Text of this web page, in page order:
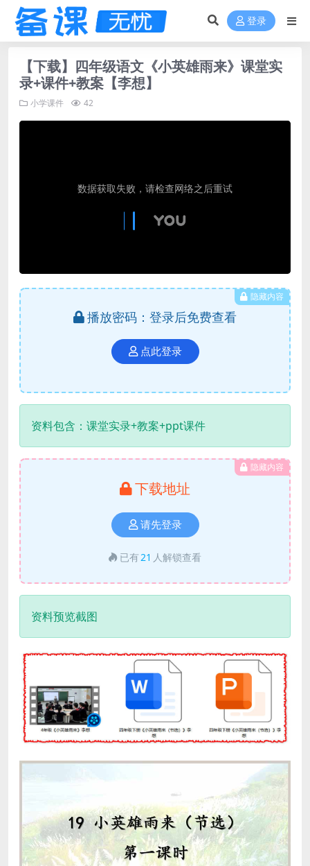
登录
【下载】四年级语文《小英雄雨来》课堂实
录+课件+教案【李想】
小学课件 42
隐藏内容
播放密码：登录后免费查看
点此登录
资料包含：课堂实录+教案+ppt课件
隐藏内容
下载地址
请先登录
已有 21 人解锁查看
资料预览截图